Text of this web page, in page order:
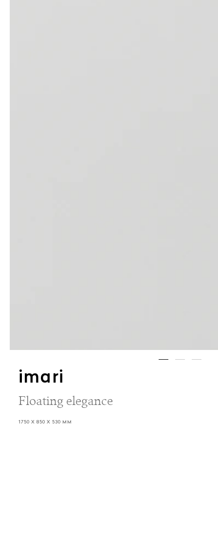
imari
Floating elegance
1750 X 850 X 530 MM